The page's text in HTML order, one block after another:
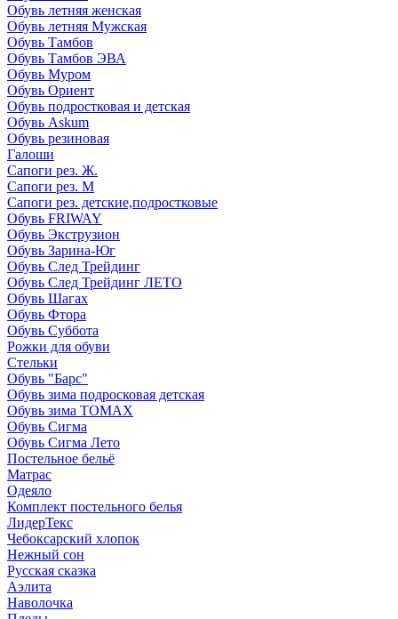
Обувь летняя женская
Обувь летняя Мужская
Обувь Тамбов
Обувь Тамбов ЭВА
Обувь Муром
Обувь Ориент
Обувь подростковая и детская
Обувь Askum
Обувь резиновая
Галоши
Сапоги рез. Ж.
Сапоги рез. М
Сапоги рез. детские,подростковые
Обувь FRIWAY
Обувь Экструзион
Обувь Зарина-Юг
Обувь След Трейдинг
Обувь След Трейдинг ЛЕТО
Обувь Шагах
Обувь Фтора
Обувь Суббота
Рожки для обуви
Стельки
Обувь "Барс"
Обувь зима подросковая детская
Обувь зима ТОМАХ
Обувь Сигма
Обувь Сигма Лето
Постельное бельё
Матрас
Одеяло
Комплект постельного белья
ЛидерТекс
Чебоксарский хлопок
Нежный сон
Русская сказка
Аэлита
Наволочка